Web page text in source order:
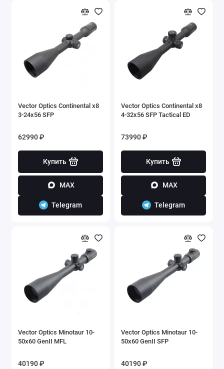
Vector Optics Continental x8
3-24x56 SFP
62990 ₽
Купить
MAX
Telegram
Vector Optics Continental x8
4-32x56 SFP Tactical ED
73990 ₽
Купить
MAX
Telegram
Vector Optics Minotaur 10-
50x60 GenII MFL
40190 ₽
Vector Optics Minotaur 10-
50x60 GenII SFP
40190 ₽